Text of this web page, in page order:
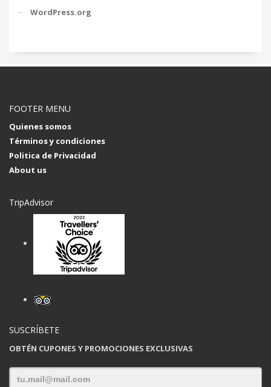
WordPress.org
FOOTER MENU
Quienes somos
Términos y condiciones
Politica de Privacidad
About us
TripAdvisor
SUSCRÍBETE
OBTÉN CUPONES Y PROMOCIONES EXCLUSIVAS